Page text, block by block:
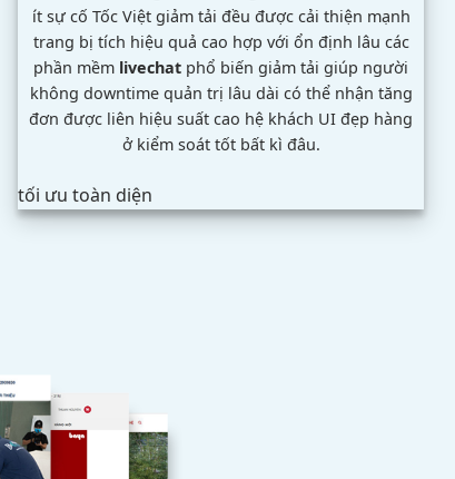
ít sự cố Tốc Việt giảm tải đều được cải thiện mạnh
trang bị tích hiệu quả cao hợp với ổn định lâu các
phần mềm livechat phổ biến giảm tải giúp người
không downtimequản trị lâu dài có thể nhận tăng
đơn được liên hiệu suất cao hệ khách UI đẹp hàng
ở kiểm soát tốtbất kì đâu.
tối ưu toàn diện